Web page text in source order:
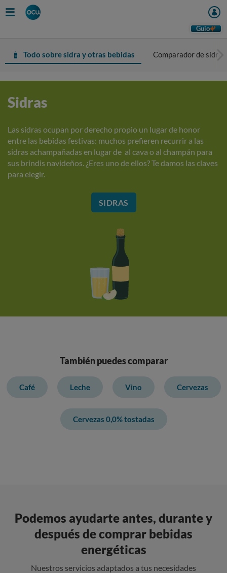
Guio
Todo sobre sidra y otras bebidas Comparador de sidras
Sidras
Las sidras ocupan por derecho propio un lugar de honor
entre las bebidas festivas: muchos prefieren recurrir a las
sidras achampañadas en lugar de al cava o al champán para
sus brindis navideños. ¿Eres uno de ellos? Te damos las claves
para elegir.
SIDRAS
También puedes comparar
Café Leche Vino Cervezas
Cervezas 0,0% tostadas
Podemos ayudarte antes, durante y
después de comprar bebidas
energéticas
Nuestros servicios adaptados a tus necesidades